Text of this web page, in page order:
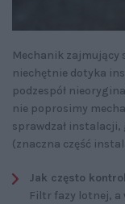
Mechanik zajmujący
niechętnie dotyka
podzespół
nie poprosimy
sprawdzał instalacji,
(znaczna część
Jak często
Filtr fazy lotnej, a